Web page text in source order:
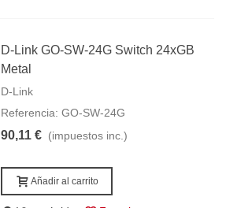
D-Link GO-SW-24G Switch 24xGB
Metal
D-Link
Referencia: GO-SW-24G
90,11 € (impuestos inc.)
Añadir al carrito